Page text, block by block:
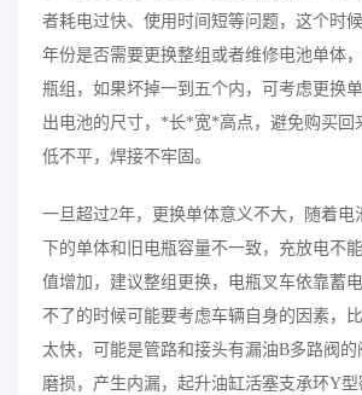
者耗电过快、使用时间短等问题，这个时
年份是否需要更换整组或者维修电池单体
瓶组，如果坏掉一到五个内，可考虑更换
出电池的尺寸，*长*宽*高点，避免购买回
低不平，焊接不牢固。
一旦超过2年，更换单体意义不大，随着电
下的单体和旧电瓶容量不一致，充放电不
值增加，建议整组更换，电瓶叉车依靠蓄
不了的时候可能要考虑车辆自身的因素，
太快，可能是管路和接头有漏油B多路阀的
磨损，产生内漏，起升油缸活塞支承环Y